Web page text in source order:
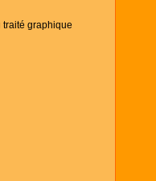
traité graphique